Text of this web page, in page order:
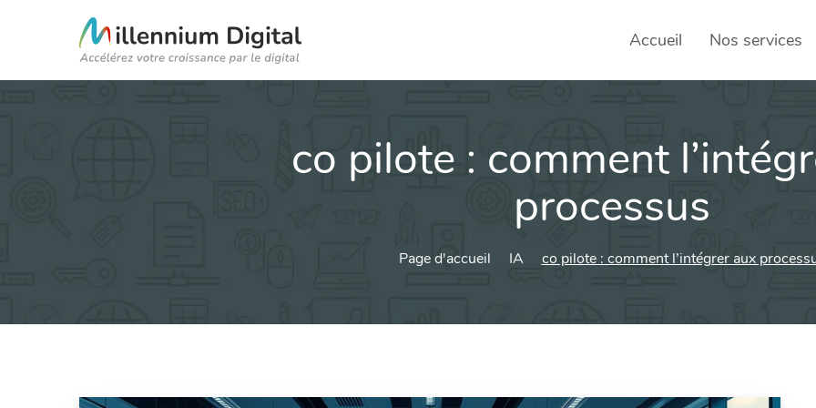
Accueil Nos services
Social
co pilote : comment
processus
Page d'accueil IA co pilote : comment l’intégrer aux